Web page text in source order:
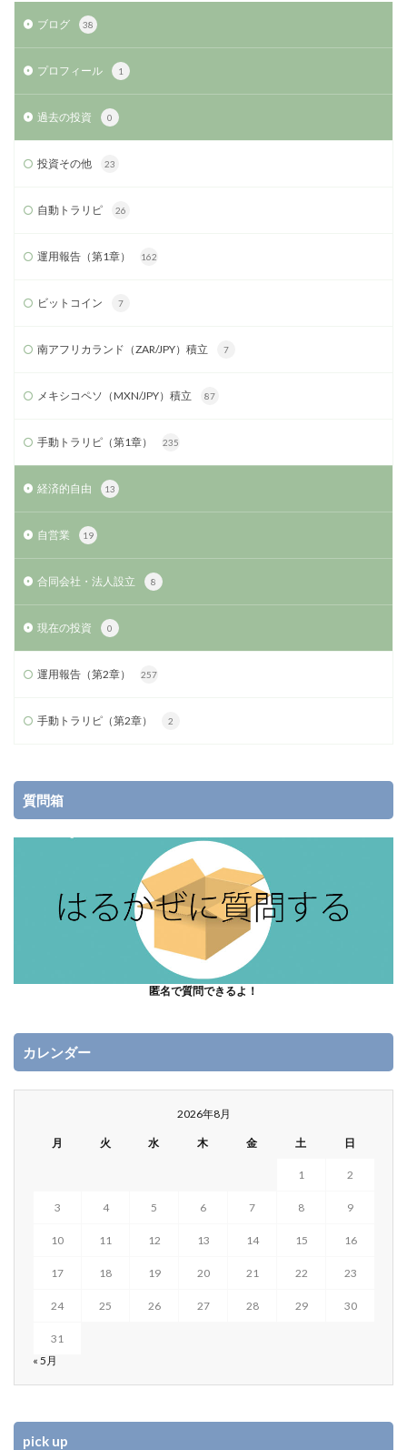
ブログ 38
プロフィール 1
過去の投資 0
投資その他 23
自動トラリピ 26
運用報告（第1章） 162
ビットコイン 7
南アフリカランド（ZAR/JPY）積立 7
メキシコペソ（MXN/JPY）積立 87
手動トラリピ（第1章） 235
経済的自由 13
自営業 19
合同会社・法人設立 8
現在の投資 0
運用報告（第2章） 257
手動トラリピ（第2章） 2
質問箱
匿名で質問できるよ！
カレンダー
2026年8月
月 火 水 木 金 土 日
1 2
3 4 5 6 7 8 9
10 11 12 13 14 15 16
17 18 19 20 21 22 23
24 25 26 27 28 29 30
31
« 5月
pick up